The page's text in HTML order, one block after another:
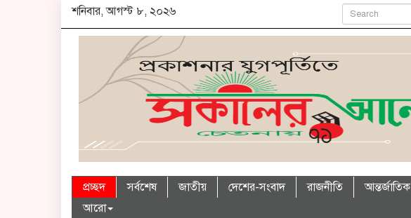
শনিবার, আগস্ট ৮, ২০২৬
প্রচ্ছদ সর্বশেষ জাতীয় দেশের-সংবাদ রাজনীতি আন্তর্জাতিক
আরো